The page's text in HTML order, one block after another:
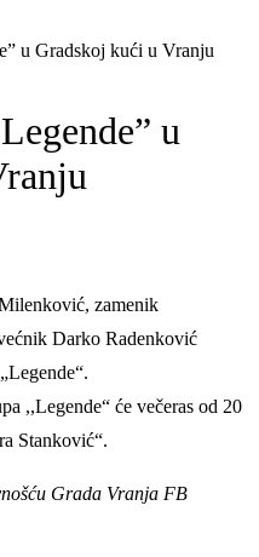
u Gradskoj kući u Vranju
u
zamenik
Darko Radenković
,,Legende“ će večeras od 20
Stanković“.
Grada Vranja FB